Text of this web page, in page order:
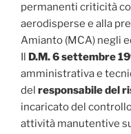
permanenti criticità
aerodisperse e alla
Amianto (MCA) negli
D.M. 6 settembre
amministrativa e
del responsabile del
incaricato del
attività manutentive